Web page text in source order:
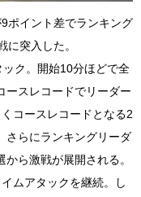
ポイント差でランキング
突入した。
ク。開始10分ほどで全
ースレコードでリーダー
コースレコードとなる2
さらにランキングリーダ
ら激戦が展開される。
ムアタックを継続。し